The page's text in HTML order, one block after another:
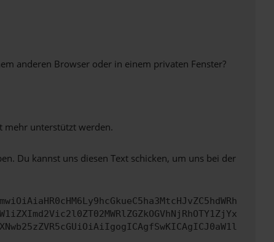
anderen Browser oder in einem privaten Fenster?
mehr unterstützt werden.
Du kannst uns diesen Text schicken, um uns bei der